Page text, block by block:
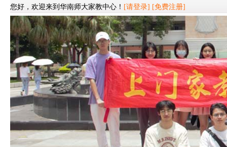
您好，欢迎来到华南师大家教中心！ [请登录] [免费注册]